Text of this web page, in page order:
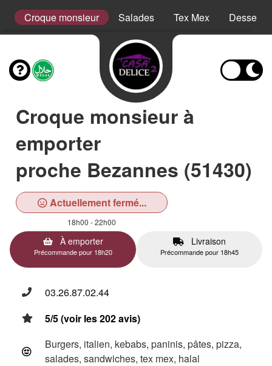
Croque monsieur Salades Tex Mex Desserts
Croque monsieur à
emporter
proche Bezannes (51430)
Actuellement fermé...
18h00 - 22h00
À emporter
Précommande pour 18h20
Livraison
Précommande pour 18h45
03.26.87.02.44
5/5 (voir les 202 avis)
Burgers, italien, kebabs, paninis, pâtes, pizza,
salades, sandwiches, tex mex, halal